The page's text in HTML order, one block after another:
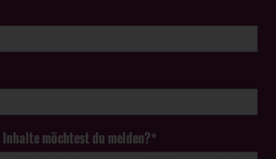
möchtest du melden?*